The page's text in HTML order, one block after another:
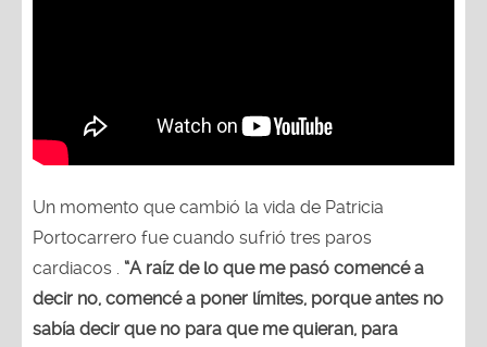
Un momento que cambió la vida de Patricia
Portocarrero fue cuando sufrió tres paros
cardiacos . “A raíz de lo que me pasó comencé a
decir no, comencé a poner límites, porque antes no
sabía decir que no para que me quieran, para